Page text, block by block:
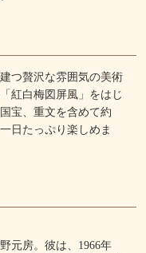
つ贅沢な雰囲気の美術
紅白梅図屏風」をはじ
宝、重文を含めて約
日たっぷり楽しめま
元房。彼は、1966年